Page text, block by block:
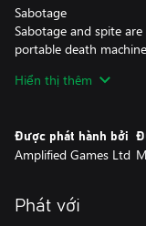
Sabotage
Sabotage and spite
portable death
levels to help you
it count with the
Hiển thị thêm
Được phát hành bởi
Amplified Games Ltd
Phát với